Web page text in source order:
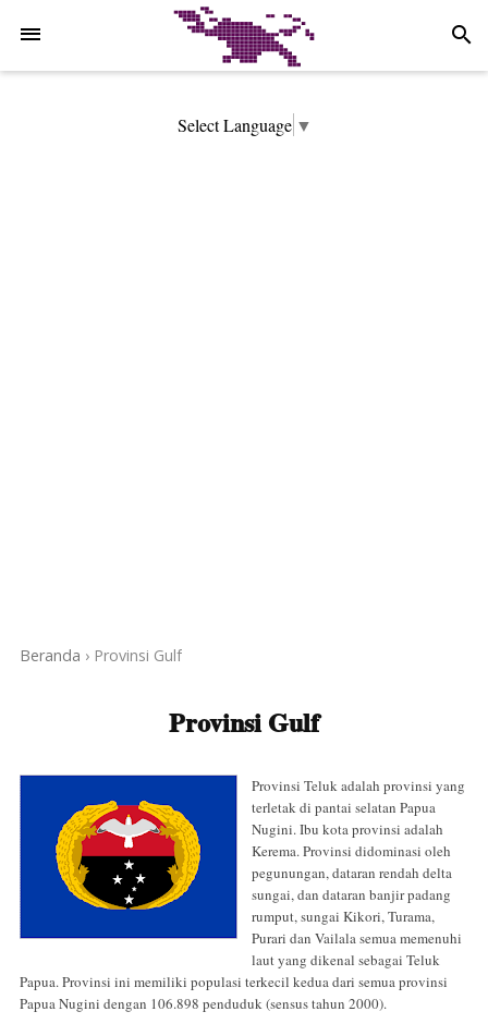
search
Select Language ▼
Beranda › Provinsi Gulf
Provinsi Gulf
Provinsi Teluk adalah provinsi yang
terletak di pantai selatan Papua
Nugini. Ibu kota provinsi adalah
Kerema. Provinsi didominasi oleh
pegunungan, dataran rendah delta
sungai, dan dataran banjir padang
rumput, sungai Kikori, Turama,
Purari dan Vailala semua memenuhi
laut yang dikenal sebagai Teluk
Papua. Provinsi ini memiliki populasi terkecil kedua dari semua provinsi
Papua Nugini dengan 106.898 penduduk (sensus tahun 2000).